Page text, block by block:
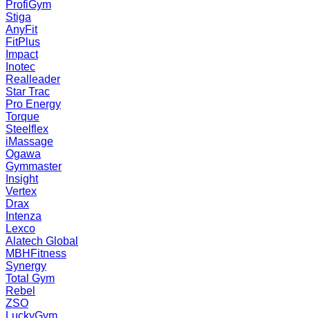
ProfiGym
Stiga
AnyFit
FitPlus
Impact
Inotec
Realleader
Star Trac
Pro Energy
Torque
Steelflex
iMassage
Ogawa
Gymmaster
Insight
Vertex
Drax
Intenza
Lexco
Alatech Global
MBHFitness
Synergy
Total Gym
Rebel
ZSO
LuckyGym